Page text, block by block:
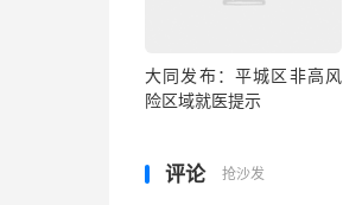
大同发布：平城区非高风
险区域就医提示
评论 抢沙发